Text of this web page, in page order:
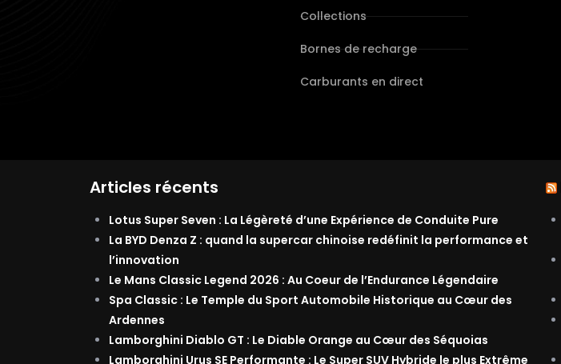
Collections
Bornes de recharge
Carburants en direct
Articles récents
Lotus Super Seven : La Légèreté d’une Expérience de Conduite Pure
La BYD Denza Z : quand la supercar chinoise redéfinit la performance et
l’innovation
Le Mans Classic Legend 2026 : Au Coeur de l’Endurance Légendaire
Spa Classic : Le Temple du Sport Automobile Historique au Cœur des
Ardennes
Lamborghini Diablo GT : Le Diable Orange au Cœur des Séquoias
Lamborghini Urus SE Performante : Le Super SUV Hybride le plus Extrême